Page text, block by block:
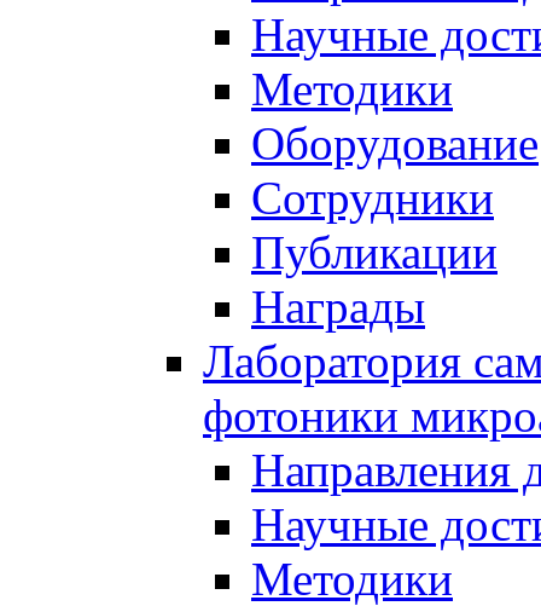
Научные
Методики
Оборудование
Сотрудники
Публикации
Награды
Лаборатория
фотоники
Направления
Научные
Методики